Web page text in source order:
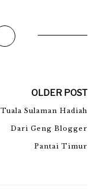
OLDER POST
Tuala Sulaman Hadiah
Dari Geng Blogger
Pantai Timur